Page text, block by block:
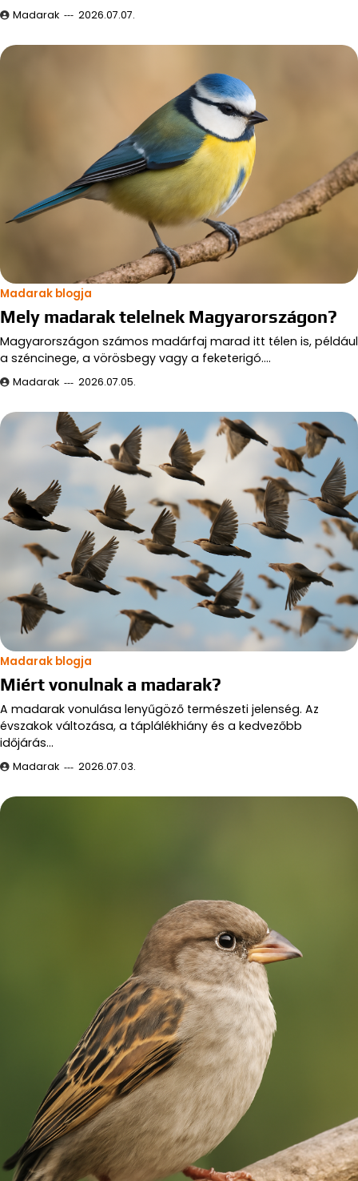
Madarak 2026.07.07.
Madarak blogja
Mely madarak telelnek Magyarországon?
Magyarországon számos madárfaj marad itt télen is, például
a széncinege, a vörösbegy vagy a feketerigó.…
Madarak 2026.07.05.
Madarak blogja
Miért vonulnak a madarak?
A madarak vonulása lenyűgöző természeti jelenség. Az
évszakok változása, a táplálékhiány és a kedvezőbb
időjárás…
Madarak 2026.07.03.